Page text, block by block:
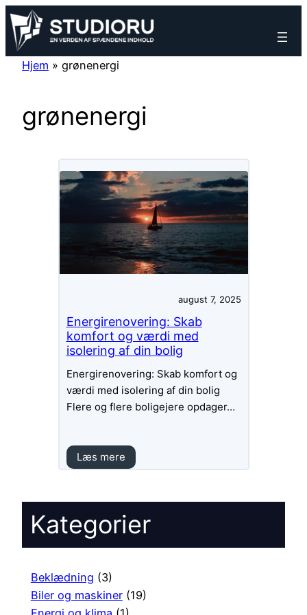
Spring
til
indhold
Hjem » grønenergi
Kategorier
Beklædning (3)
Biler og maskiner(19)
grønenergi
august 7, 2025
Energirenovering: Skab
komfort og værdi med
isolering af din bolig
Energirenovering: Skab komfort og
værdi med isolering af din bolig
Flere og flere boligejere opdager…
Læs mere